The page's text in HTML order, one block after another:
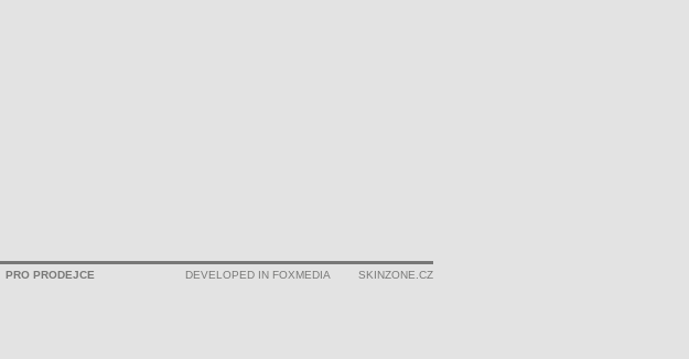
PRO PRODEJCE SKINZONE.CZ
DEVELOPED IN FOXMEDIA